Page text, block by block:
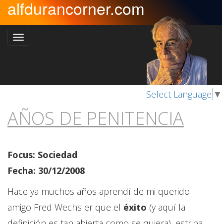
alfdurancorner.com
Select Language ▼
AÑOS DE PENITENCIA
Focus: Sociedad
Fecha: 30/12/2008
Hace ya muchos años aprendí de mi querido
amigo Fred Wechsler que el éxito (y aquí la